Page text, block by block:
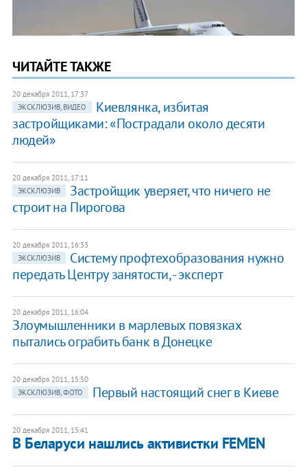
ЧИТАЙТЕ ТАКЖЕ
20 декабря 2011, 17:37
ЭКСКЛЮЗИВ, ВИДЕО
Киевлянка, избитая
застройщиками: «Пострадали около десяти
людей»
20 декабря 2011, 17:11
ЭКСКЛЮЗИВ
Застройщик уверяет, что ничего не
строит на Пирогова
20 декабря 2011, 16:33
ЭКСКЛЮЗИВ
Систему профтехобразования нужно
передать Центру занятости, - эксперт
20 декабря 2011, 16:04
Злоумышленники в марлевых повязках
пытались ограбить банк в Донецке
20 декабря 2011, 15:50
ЭКСКЛЮЗИВ, ФОТО
Первый настоящий снег в Киеве
20 декабря 2011, 15:41
В Беларуси нашлись активистки FEMEN